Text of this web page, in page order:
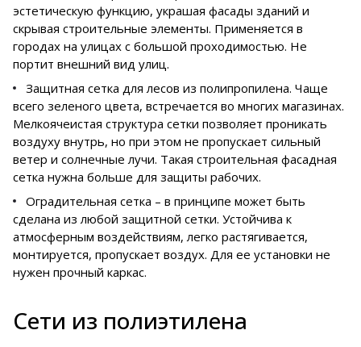
эстетическую функцию, украшая фасады зданий и
скрывая строительные элементы. Применяется в
городах на улицах с большой проходимостью. Не
портит внешний вид улиц.
Защитная сетка для лесов из полипропилена. Чаще
всего зеленого цвета, встречается во многих магазинах.
Мелкоячеистая структура сетки позволяет проникать
воздуху внутрь, но при этом не пропускает сильный
ветер и солнечные лучи. Такая строительная фасадная
сетка нужна больше для защиты рабочих.
Оградительная сетка – в принципе может быть
сделана из любой защитной сетки. Устойчива к
атмосферным воздействиям, легко растягивается,
монтируется, пропускает воздух. Для ее установки не
нужен прочный каркас.
Сети из полиэтилена